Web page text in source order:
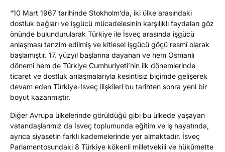
“10 Mart 1967 tarihinde Stokholm’da, iki ülke arasındaki
dostluk bağları ve işgücü mücadelesinin karşılıklı faydaları göz
önünde bulundurularak Türkiye ile İsveç arasında işgücü
anlaşması tanzim edilmiş ve kitlesel işgücü göçü resmî olarak
başlamıştır. 17. yüzyıl başlarına dayanan ve hem Osmanlı
dönemi hem de Türkiye Cumhuriyeti’nin ilk dönemlerinde
ticaret ve dostluk anlaşmalarıyla kesintisiz biçimde gelişerek
devam eden Türkiye-İsveç ilişkileri bu tarihten sonra yeni bir
boyut kazanmıştır.
Diğer Avrupa ülkelerinde görüldüğü gibi bu ülkede yaşayan
vatandaşlarımız da İsveç toplumunda eğitim ve iş hayatında,
ayrıca siyasetin farklı kademelerinde yer almaktadır. İsveç
Parlamentosundaki 8 Türkiye kökenli milletvekili ve hükûmette